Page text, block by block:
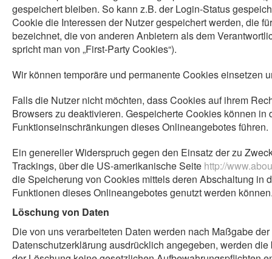
gespeichert bleiben. So kann z.B. der Login-Status
Cookie die Interessen der Nutzer gespeichert werden, die
bezeichnet, die von anderen Anbietern als dem
spricht man von „First-Party Cookies“).
Wir können temporäre und permanente Cookies einsetzen
Falls die Nutzer nicht möchten, dass Cookies auf ihrem
Browsers zu deaktivieren. Gespeicherte Cookies können
Funktionseinschränkungen dieses Onlineangebotes führen.
Ein genereller Widerspruch gegen den Einsatz der zu
Trackings, über die US-amerikanische Seite http://
die Speicherung von Cookies mittels deren Abschaltung
Funktionen dieses Onlineangebotes genutzt werden
Löschung von Daten
Die von uns verarbeiteten Daten werden nach Maßgabe
Datenschutzerklärung ausdrücklich angegeben, werden